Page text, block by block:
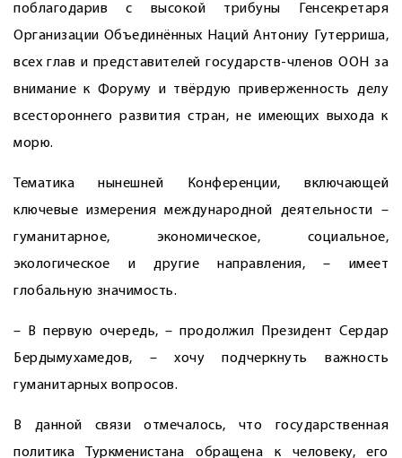
поблагодарив с высокой трибуны Генсекретаря
Организации Объединённых Наций Антониу Гутерриша,
всех глав и представителей государств-членов ООН за
внимание к Форуму и твёрдую приверженность делу
всестороннего развития стран, не имеющих выхода к
морю.
Тематика нынешней Конференции, включающей
ключевые измерения международной деятельности –
гуманитарное, экономическое, социальное,
экологическое и другие направления, – имеет
глобальную значимость.
– В первую очередь, – продолжил Президент Сердар
Бердымухамедов, – хочу подчеркнуть важность
гуманитарных вопросов.
В данной связи отмечалось, что государственная
политика Туркменистана обращена к человеку, его